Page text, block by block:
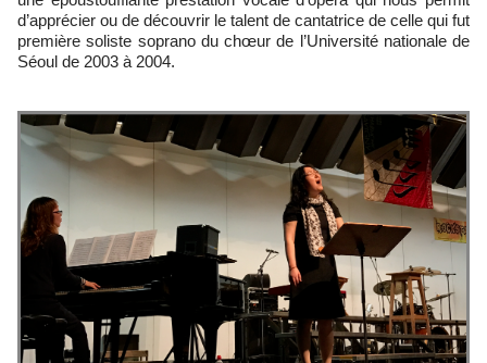
d’apprécier ou de découvrir le talent de cantatrice de celle qui fut
première soliste soprano du chœur de l’Université nationale de
Séoul de 2003 à 2004.